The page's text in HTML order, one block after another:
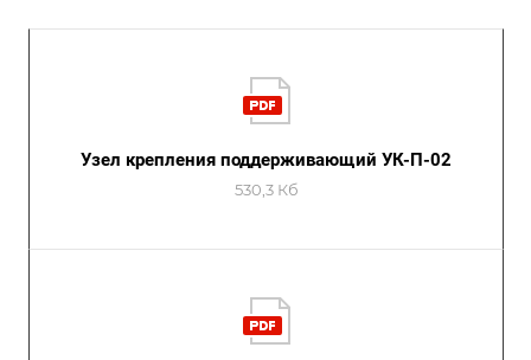
Узел крепления поддерживающий УК-П-02
530,3 Кб